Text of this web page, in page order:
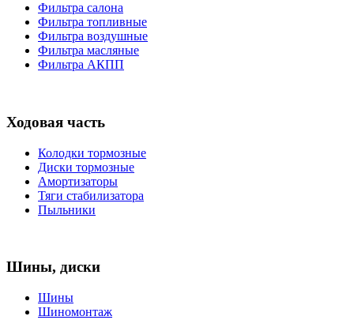
Фильтра салона
Фильтра топливные
Фильтра воздушные
Фильтра масляные
Фильтра АКПП
Ходовая часть
Колодки тормозные
Диски тормозные
Амортизаторы
Тяги стабилизатора
Пыльники
Шины, диски
Шины
Шиномонтаж